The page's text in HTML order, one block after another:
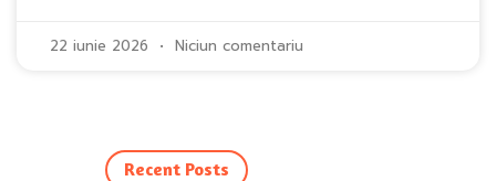
22 iunie 2026 Niciun comentariu
Recent Posts